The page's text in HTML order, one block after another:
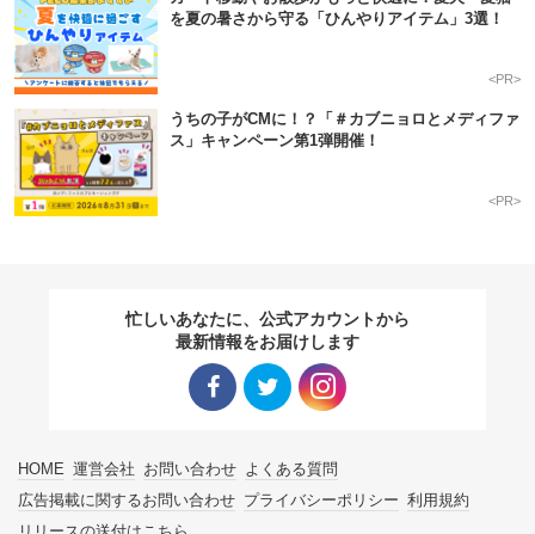
を夏の暑さから守る「ひんやりアイテム」3選！
<PR>
うちの子がCMに！？「＃カブニョロとメディファ
ス」キャンペーン第1弾開催！
<PR>
忙しいあなたに、公式アカウントから
最新情報をお届けします
HOME 運営会社 お問い合わせ よくある質問
広告掲載に関するお問い合わせ プライバシーポリシー 利用規約